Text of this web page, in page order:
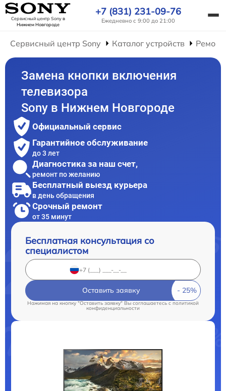
Сервисный центр Sonyв
Нижнем Новгороде
+7 (831) 231-09-76
Ежедневно с 9:00 до 21:00
Сервисный центр Sony Каталог устройств Ремонт
Замена кнопки включения
телевизора
Sony в Нижнем Новгороде
Официальный сервис
Гарантийное обслуживание
до 3 лет
Диагностика за наш счет,
ремонт по желанию
Бесплатный выезд курьера
в день обращения
Срочный ремонт
от 35 минут
Бесплатная консультация со
специалистом
Оставить заявку
Нажимая на кнопку "Оставить заявку" Вы соглашаетесь c политикой
конфиденциальности